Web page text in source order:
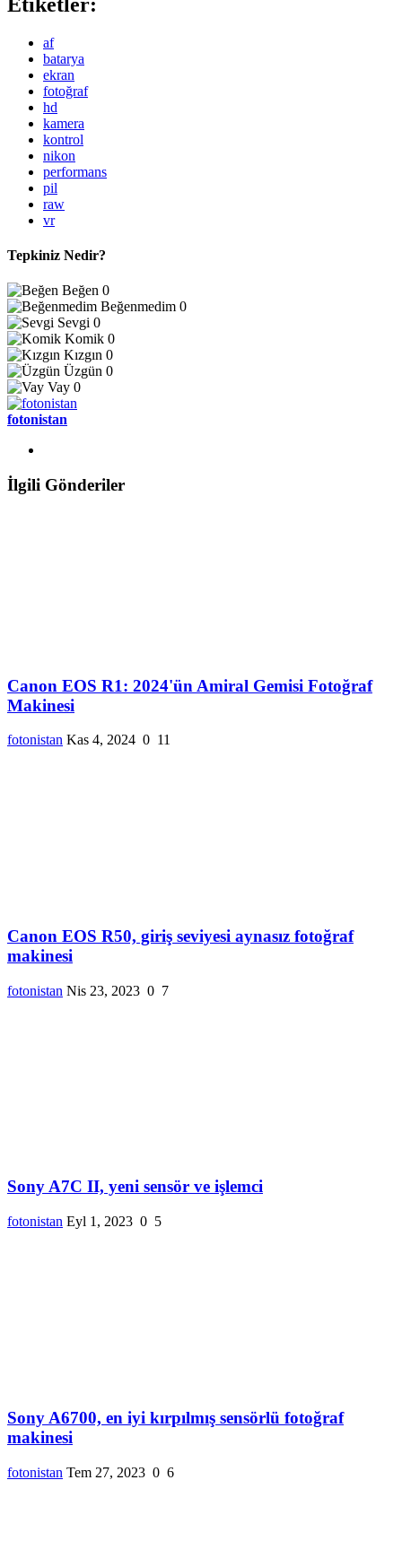
af
batarya
ekran
fotoğraf
hd
kamera
kontrol
nikon
performans
pil
raw
vr
Tepkiniz Nedir?
Beğen 0
Beğenmedim 0
Sevgi 0
Komik 0
Kızgın 0
Üzgün 0
Vay 0
fotonistan
İlgili Gönderiler
Canon EOS R1: 2024'ün Amiral Gemisi Fotoğraf
Makinesi
fotonistan Kas 4, 2024 0 11
Canon EOS R50, giriş seviyesi aynasız fotoğraf
makinesi
fotonistan Nis 23, 2023 0 7
Sony A7C II, yeni sensör ve işlemci
fotonistan Eyl 1, 2023 0 5
Sony A6700, en iyi kırpılmış sensörlü fotoğraf
makinesi
fotonistan Tem 27, 2023 0 6